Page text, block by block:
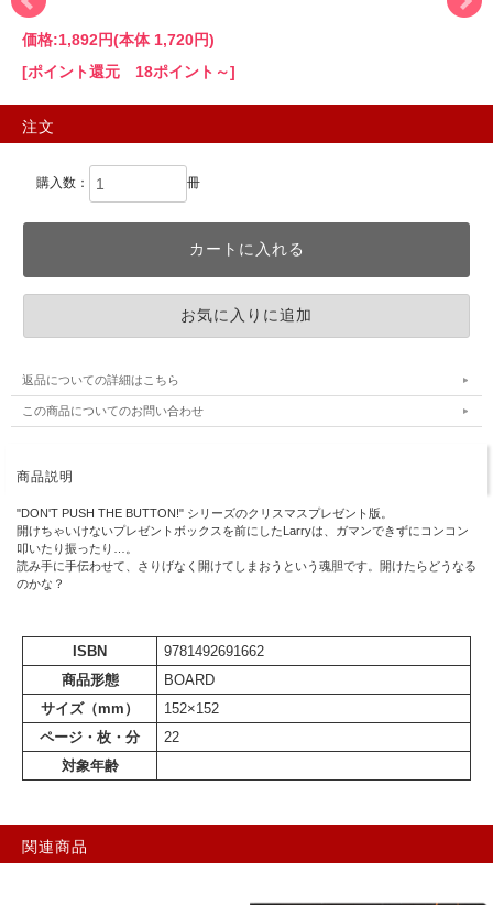
価格:1,892円(本体 1,720円)
[ポイント還元 18ポイント～]
注文
購入数： 冊
返品についての詳細はこちら
この商品についてのお問い合わせ
商品説明
"DON'T PUSH THE BUTTON!" シリーズのクリスマスプレゼント版。
開けちゃいけないプレゼントボックスを前にしたLarryは、ガマンできずにコンコン
叩いたり振ったり…。
読み手に手伝わせて、さりげなく開けてしまおうという魂胆です。開けたらどうなる
のかな？
ISBN
9781492691662
商品形態
BOARD
サイズ（mm）
152×152
ページ・枚・分
22
対象年齢
関連商品